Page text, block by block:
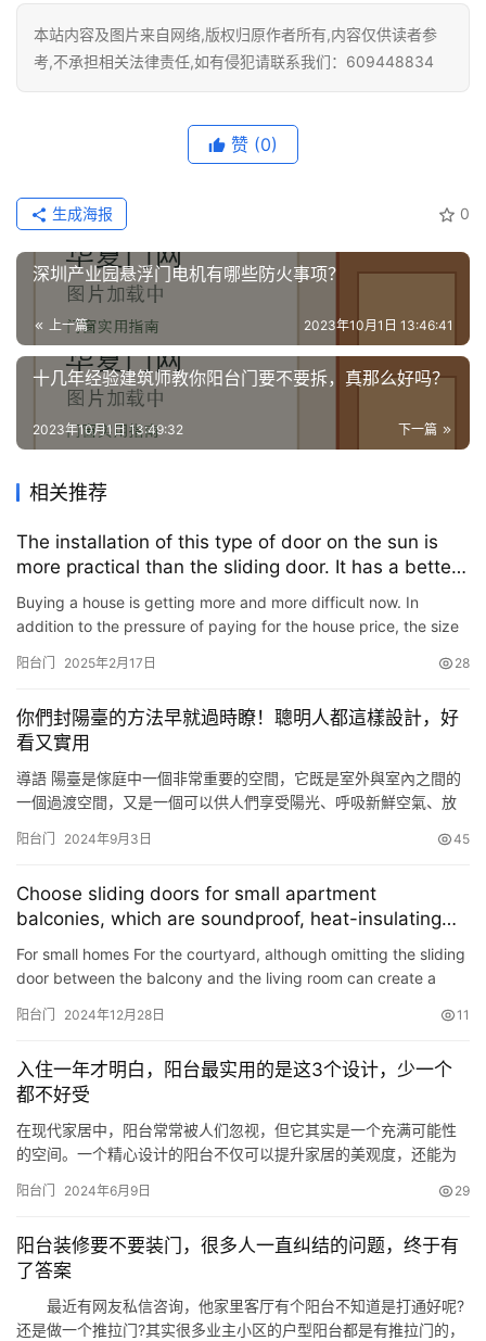
本站内容及图片来自网络,版权归原作者所有,内容仅供读者参
考,不承担相关法律责任,如有侵犯请联系我们：609448834
赞 (0)
0
生成海报
深圳产业园悬浮门电机有哪些防火事项？
上一篇 2023年10月1日 13:46:41
十几年经验建筑师教你阳台门要不要拆，真那么好吗？
下一篇
2023年10月1日 13:49:32
相关推荐
The installation of this type of door on the sun is
more practical than the sliding door. It has a better
aesthetic sealing effect, so I don\’t know if it is
decorated incorrectly.
Buying a house is getting more and more difficult now. In
addition to the pressure of paying for the house price, the size
阳台门 2025年2月17日 28
你們封陽臺的方法早就過時瞭！聰明人都這樣設計，好
看又實用
導語 陽臺是傢庭中一個非常重要的空間，它既是室外與室內之間的
一個過渡空間，又是一個可以供人們享受陽光、呼吸新鮮空氣、放
式陽臺可以讓人們感受到自然的風、光和聲音，使傢居空間變得更
陽臺則可以讓人們在室內享受到陽光的同時，不必受到天氣的影
響，也不…
阳台门 2024年9月3日 45
Choose sliding doors for small apartment
balconies, which are soundproof, heat-insulating
and beautiful, creating a comfortable and livable
space.
For small homes For the courtyard, although omitting the sliding
door between the balcony and the living room can create a
阳台门 2024年12月28日 11
入住一年才明白，阳台最实用的是这3个设计，少一个
都不好受
在现代家居中，阳台常常被人们忽视，但它其实是一个充满可能性
的空间。一个精心设计的阳台不仅可以提升家居的美观度，还能为
的是这3个设计，少一个都不好受。下面，让我们一起来看看是哪几
价格贵，夏天还闷热不透风，实用性不如推拉窗。建议大家在阳台
安装…
阳台门 2024年6月9日 29
阳台装修要不要装门，很多人一直纠结的问题，终于有
了答案
最近有网友私信咨询，他家里客厅有个阳台不知道是打通好呢?
还是做一个推拉门?其实很多业主小区的户型阳台都是有推拉门的，